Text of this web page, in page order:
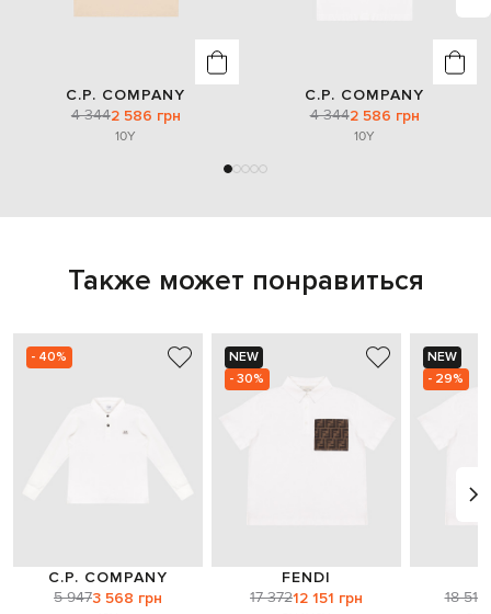
C.P. COMPANY
4 3442 586 грн
10Y
C.P. COMPANY
4 3442 586 грн
10Y
Также может понравиться
- 40%
C.P. COMPANY
5 9473 568 грн
NEW
- 30%
FENDI
17 37212 151 грн
NEW
- 29%
18 510